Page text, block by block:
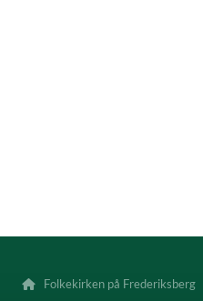
Folkekirken på Frederiksberg